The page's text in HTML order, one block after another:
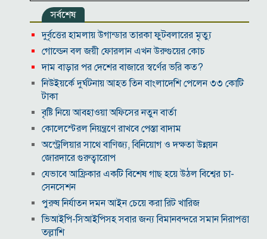
সর্বশেষ
দুর্বৃত্তের হামলায় উগান্ডার তারকা ফুটবলারের মৃত্যু
গোল্ডেন বল জয়ী ফোরলান এখন উরুগুয়ের কোচ
দাম বাড়ার পর দেশের বাজারে স্বর্ণের ভরি কত?
নিউইয়র্কে দুর্ঘটনায় আহত তিন বাংলাদেশি পেলেন ৩৩ কোটি
টাকা
বৃষ্টি নিয়ে আবহাওয়া অফিসের নতুন বার্তা
কোলেস্টেরল নিয়ন্ত্রণে রাখবে পেস্তা বাদাম
অস্ট্রেলিয়ার সাথে বাণিজ্য, বিনিয়োগ ও দক্ষতা উন্নয়ন
জোরদারে গুরুত্বারোপ
যেভাবে আফ্রিকার একটি বিশেষ গাছ হয়ে উঠল বিশ্বের চা-
সেনসেশন
পুরুষ নির্যাতন দমন আইন চেয়ে করা রিট খারিজ
ভিআইপি-সিআইপিসহ সবার জন্য বিমানবন্দরে সমান নিরাপত্তা
তল্লাশি